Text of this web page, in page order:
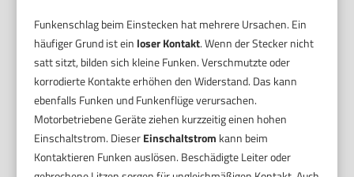
Funkenschlag beim Einstecken hat mehrere Ursachen. Ein
häufiger Grund ist ein loser Kontakt. Wenn der Stecker nicht
satt sitzt, bilden sich kleine Funken. Verschmutzte oder
korrodierte Kontakte erhöhen den Widerstand. Das kann
ebenfalls Funken und Funkenflüge verursachen.
Motorbetriebene Geräte ziehen kurzzeitig einen hohen
Einschaltstrom. DieserEinschaltstrom kann beim
Kontaktieren Funken auslösen. Beschädigte Leiter oder